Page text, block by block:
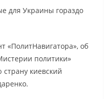
для Украины гораздо
«ПолитНавигатора», об
политики»
киевский